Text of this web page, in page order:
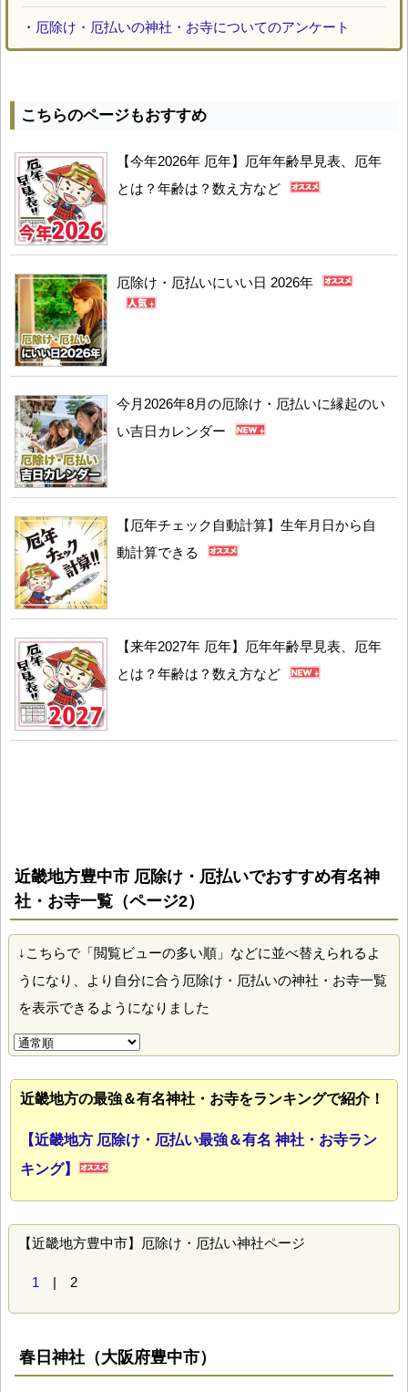
・ 厄除け・厄払いの神社・お寺についてのアンケート
こちらのページもおすすめ
【今年2026年 厄年】厄年年齢早見表、厄年
とは？年齢は？数え方など
厄除け・厄払いにいい日 2026年
今月2026年8月の厄除け・厄払いに縁起のい
い吉日カレンダー
【厄年チェック自動計算】生年月日から自
動計算できる
【来年2027年 厄年】厄年年齢早見表、厄年
とは？年齢は？数え方など
近畿地方豊中市 厄除け・厄払いでおすすめ有名神
社・お寺一覧（ページ2）
↓こちらで「閲覧ビューの多い順」などに並べ替えられるよ
うになり、より自分に合う厄除け・厄払いの神社・お寺一覧
を表示できるようになりました
近畿地方の最強＆有名神社・お寺をランキングで紹介！
【近畿地方 厄除け・厄払い最強＆有名 神社・お寺ラン
キング】
【近畿地方豊中市】厄除け・厄払い神社ページ
1 | 2
春日神社（大阪府豊中市）